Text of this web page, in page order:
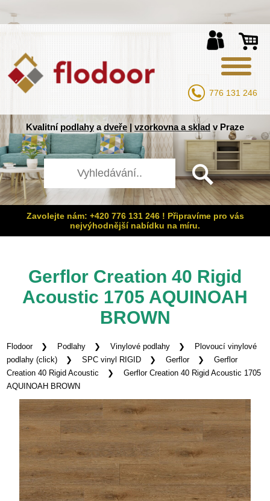
776 131 246
Kvalitní podlahyadveře| vzorkovna a sklad v Praze
Zavolejte nám: +420 776 131 246 ! Připravíme pro vás
nejvýhodnější nabídku na míru.
Gerflor Creation 40 Rigid
Acoustic 1705 AQUINOAH
BROWN
Flodoor Podlahy Vinylové podlahy
Plovoucí vinylové
podlahy (click)
SPC vinyl RIGID Gerflor
Gerflor
Creation 40 Rigid Acoustic
Gerflor Creation 40 Rigid Acoustic 1705
AQUINOAH BROWN